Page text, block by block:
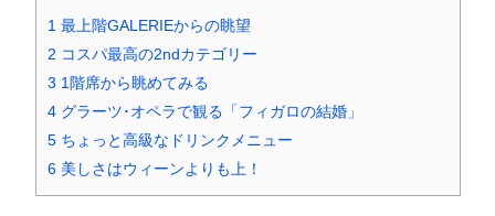
1 最上階GALERIEからの眺望
2 コスパ最高の2ndカテゴリー
3 1階席から眺めてみる
4グラーツ･オペラで観る「フィガロの結婚」
5ちょっと高級なドリンクメニュー
6美しさはウィーンよりも上！